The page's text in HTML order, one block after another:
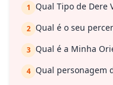
1 Qual Tipo de Dere
2 Qual é o seu
3 Qual é a Minha
4 Qual personagem